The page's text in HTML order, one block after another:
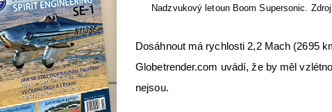
Nadzvukový letoun Boom Supersonic.
Dosáhnout má rychlosti 2,2 Mach (2695
Globetrender.com uvádí, že by měl
nejsou.